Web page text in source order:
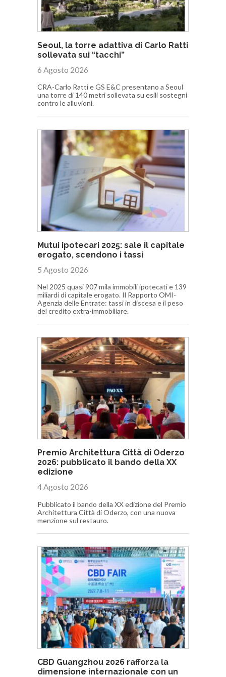
Seoul, la torre adattiva di Carlo Ratti
sollevata sui “tacchi”
6 Agosto 2026
CRA-Carlo Ratti e GS E&C presentano a Seoul
una torre di 140 metri sollevata su esili sostegni
contro le alluvioni.
Mutui ipotecari 2025: sale il capitale
erogato, scendono i tassi
5 Agosto 2026
Nel 2025 quasi 907 mila immobili ipotecati e 139
miliardi di capitale erogato. Il Rapporto OMI-
Agenzia delle Entrate: tassi in discesa e il peso
del credito extra-immobiliare.
Premio Architettura Città di Oderzo
2026: pubblicato il bando della XX
edizione
4 Agosto 2026
Pubblicato il bando della XX edizione del Premio
Architettura Città di Oderzo, con una nuova
menzione sul restauro.
CBD Guangzhou 2026 rafforza la
dimensione internazionale con un